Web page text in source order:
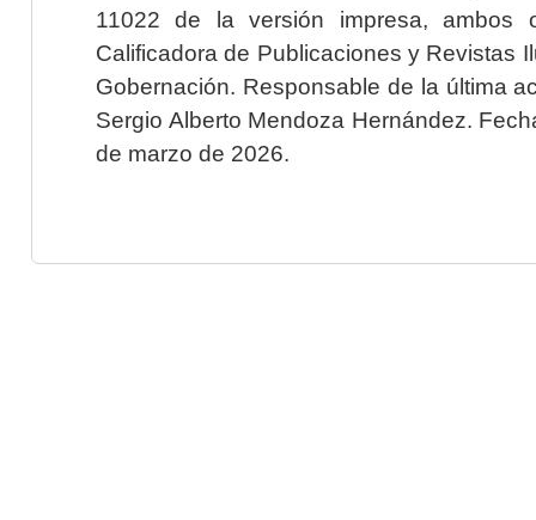
11022 de la versión impresa, ambos
Calificadora de Publicaciones y Revistas
Gobernación. Responsable de la última
Sergio Alberto Mendoza Hernández.
de marzo de 2026.